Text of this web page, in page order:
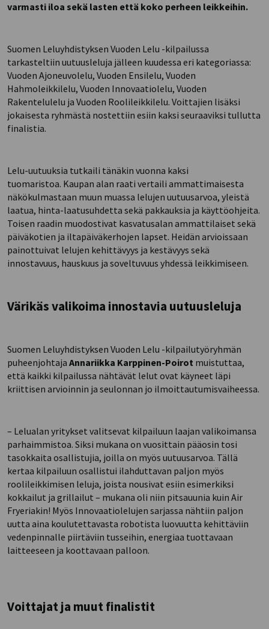
varmasti iloa sekä lasten että koko perheen leikkeihin.
Suomen Leluyhdistyksen Vuoden Lelu -kilpailussa
tarkasteltiin uutuusleluja jälleen kuudessa eri kategoriassa:
Vuoden Ajoneuvolelu, Vuoden Ensilelu, Vuoden
Hahmoleikkilelu, Vuoden Innovaatiolelu, Vuoden
Rakentelulelu ja Vuoden Roolileikkilelu. Voittajien lisäksi
jokaisesta ryhmästä nostettiin esiin kaksi seuraaviksi tullutta
finalistia.
Lelu-uutuuksia tutkaili tänäkin vuonna kaksi
tuomaristoa. Kaupan alan raati vertaili ammattimaisesta
näkökulmastaan muun muassa lelujen uutuusarvoa, yleistä
laatua, hinta-laatusuhdetta sekä pakkauksia ja käyttöohjeita.
Toisen raadin muodostivat kasvatusalan ammattilaiset sekä
päiväkotien ja iltapäiväkerhojen lapset. Heidän arvioissaan
painottuivat lelujen kehittävyys ja kestävyys sekä
innostavuus, hauskuus ja soveltuvuus yhdessä leikkimiseen.
Värikäs valikoima innostavia uutuusleluja
Suomen Leluyhdistyksen Vuoden Lelu -kilpailutyöryhmän
puheenjohtaja Annariikka Karppinen-Poirot muistuttaa,
että kaikki kilpailussa nähtävät lelut ovat käyneet läpi
kriittisen arvioinnin ja seulonnan jo ilmoittautumisvaiheessa.
– Lelualan yritykset valitsevat kilpailuun laajan valikoimansa
parhaimmistoa. Siksi mukana on vuosittain pääosin tosi
tasokkaita osallistujia, joilla on myös uutuusarvoa. Tällä
kertaa kilpailuun osallistui ilahduttavan paljon myös
roolileikkimisen leluja, joista nousivat esiin esimerkiksi
kokkailut ja grillailut – mukana oli niin pitsauunia kuin Air
Fryeriakin! Myös Innovaatiolelujen sarjassa nähtiin paljon
uutta aina koulutettavasta robotista luovuutta kehittäviin
vedenpinnalle piirtäviin tusseihin, energiaa tuottavaan
laitteeseen ja koottavaan palloon.
Voittajat ja muut finalistit